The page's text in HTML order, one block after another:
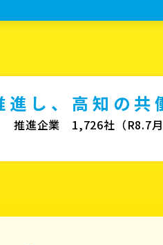
し、高知の共
推進企業 1,726社（R8.7月